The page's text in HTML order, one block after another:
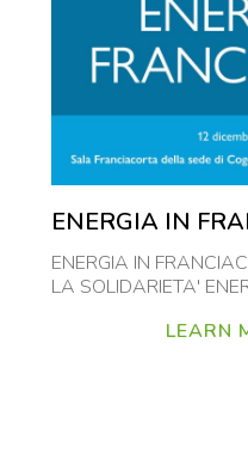
ENERGIA IN
ENERGIA IN
LA SOLIDARIETA'
LEARN